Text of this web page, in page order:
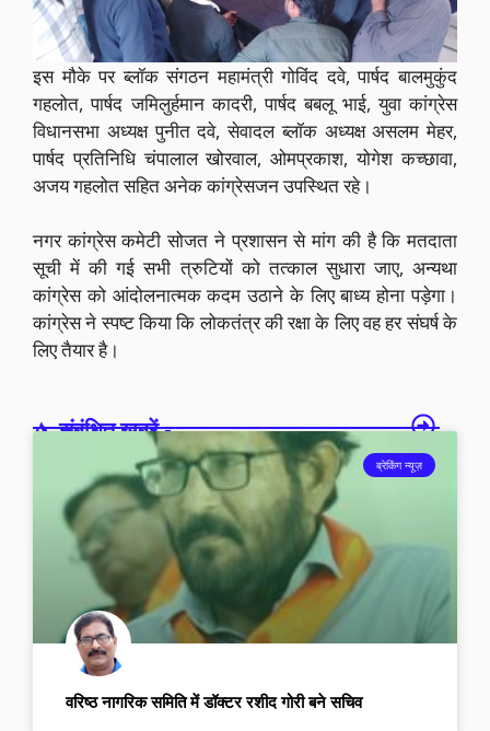
इस मौके पर ब्लॉक संगठन महामंत्री गोविंद दवे, पार्षद बालमुकुंद
गहलोत, पार्षद जमिलुर्हमान कादरी, पार्षद बबलू भाई, युवा कांग्रेस
विधानसभा अध्यक्ष पुनीत दवे, सेवादल ब्लॉक अध्यक्ष असलम मेहर,
पार्षद प्रतिनिधि चंपालाल खोरवाल, ओमप्रकाश, योगेश कच्छावा,
अजय गहलोत सहित अनेक कांग्रेसजन उपस्थित रहे।
नगर कांग्रेस कमेटी सोजत ने प्रशासन से मांग की है कि मतदाता
सूची में की गई सभी त्रुटियों को तत्काल सुधारा जाए, अन्यथा
कांग्रेस को आंदोलनात्मक कदम उठाने के लिए बाध्य होना पड़ेगा।
कांग्रेस ने स्पष्ट किया कि लोकतंत्र की रक्षा के लिए वह हर संघर्ष के
लिए तैयार है।
संबंधित खबरें -
ब्रेकिंग न्यूज़
वरिष्ठ नागरिक समिति में डॉक्टर रशीद गोरी बने सचिव